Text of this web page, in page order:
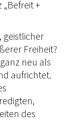
+
geistlicher
Freiheit?
neu als
aufrichtet.
des